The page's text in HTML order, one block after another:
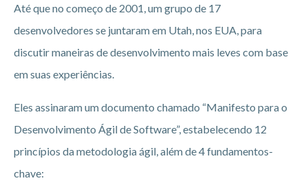
Até que no começo de 2001, um grupo de 17
desenvolvedores se juntaram em Utah, nos EUA, para
discutir maneiras de desenvolvimento mais leves com base
em suas experiências.
Eles assinaram um documento chamado “Manifesto para o
Desenvolvimento Ágil de Software”, estabelecendo 12
princípios da metodologia ágil, além de 4 fundamentos-
chave: